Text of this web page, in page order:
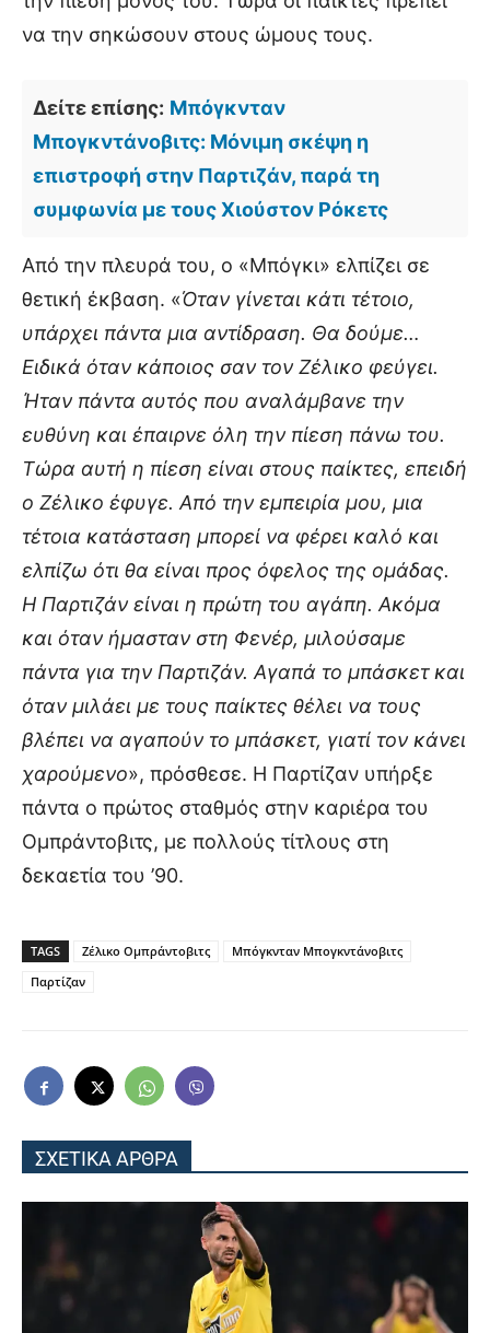
να την σηκώσουν στους ώμους τους.
Δείτε επίσης: Μπόγκνταν
Μπογκντάνοβιτς: Μόνιμη σκέψη η
επιστροφή στην Παρτιζάν, παρά τη
συμφωνία με τους Χιούστον Ρόκετς
Από την πλευρά του, ο «Μπόγκι» ελπίζει σε
θετική έκβαση. «Όταν γίνεται κάτι τέτοιο,
υπάρχει πάντα μια αντίδραση. Θα δούμε…
Ειδικά όταν κάποιος σαν τον Ζέλικο φεύγει.
Ήταν πάντα αυτός που αναλάμβανε την
ευθύνη και έπαιρνε όλη την πίεση πάνω του.
Τώρα αυτή η πίεση είναι στους παίκτες, επειδή
ο Ζέλικο έφυγε. Από την εμπειρία μου, μια
τέτοια κατάσταση μπορεί να φέρει καλό και
ελπίζω ότι θα είναι προς όφελος της ομάδας.
Η Παρτιζάν είναι η πρώτη του αγάπη. Ακόμα
και όταν ήμασταν στη Φενέρ, μιλούσαμε
πάντα για την Παρτιζάν. Αγαπά το μπάσκετ και
όταν μιλάει με τους παίκτες θέλει να τους
βλέπει να αγαπούν το μπάσκετ, γιατί τον κάνει
χαρούμενο», πρόσθεσε. Η Παρτίζαν υπήρξε
πάντα ο πρώτος σταθμός στην καριέρα του
Ομπράντοβιτς, με πολλούς τίτλους στη
δεκαετία του ’90.
TAGS Ζέλικο Ομπράντοβιτς
Μπόγκνταν Μπογκντάνοβιτς
Παρτίζαν
ΣΧΕΤΙΚΑ ΑΡΘΡΑ